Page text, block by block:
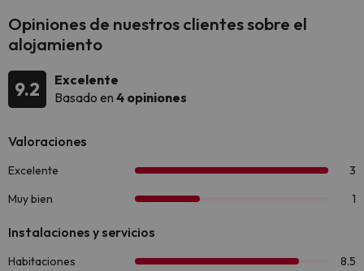
Opiniones de nuestros clientes sobre el
alojamiento
9.2
Excelente
Basado en 4 opiniones